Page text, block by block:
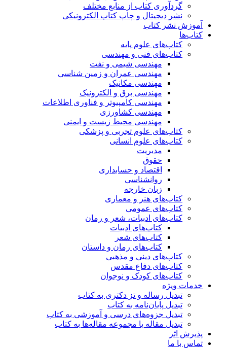
گردآوری کتاب از منابع مختلف
نشر دیجیتال و چاپ کتاب الکترونیکی
آموزش نشر کتاب
کتاب‌ها
کتاب‌های علوم پایه
کتاب‌های فنی و مهندسی
مهندسی شیمی و نفت
مهندسی عمران و زمین شناسی
مهندسی مکانیک
مهندسی برق و الکترونیک
مهندسی کامپیوتر و فناوری اطلاعات
مهندسی کشاورزی
مهندسی محیط زیست و ایمنی
کتاب‌های علوم تجربی و پزشکی
کتاب‌های علوم انسانی
مدیریت
حقوق
اقتصاد و حسابداری
روانشناسی
زبان خارجه
کتاب‌های هنر و معماری
کتاب‌های عمومی
کتاب‌های ادبیات، شعر و رمان
کتاب‌های ادبیات
کتاب‌های شعر
کتاب‌های رمان و داستان
کتاب‌های دینی و مذهبی
کتاب‌های دفاع مقدس
کتاب‌های کودک و نوجوان
خدمات ویژه
تبدیل رساله و تز دکتری به کتاب
تبدیل پایان‌نامه به کتاب
تبدیل جزوه‌های درسی و آموزشی به کتاب
تبدیل مقاله یا مجموعه مقاله‌ها به کتاب
پذیرش اثر
تماس با ما